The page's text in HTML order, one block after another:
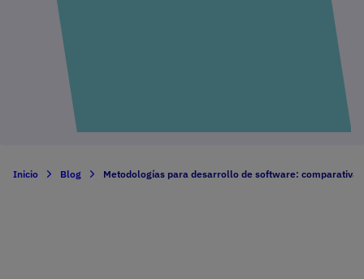
Inicio Blog Metodologías para desarrollo de software: comparativa